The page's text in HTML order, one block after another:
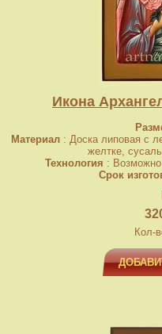
Икона
Материал: Доска липовая с
желтке,
Технология : Возможно
Срок
Кол-